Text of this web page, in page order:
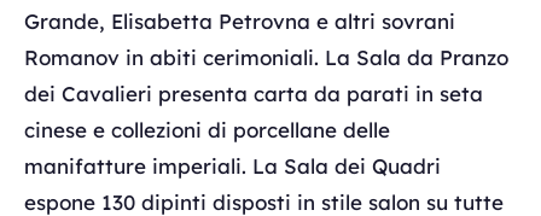
Grande, Elisabetta Petrovna e altri sovrani
Romanov in abiti cerimoniali. La Sala da Pranzo
dei Cavalieri presenta carta da parati in seta
cinese e collezioni di porcellane delle
manifatture imperiali. La Sala dei Quadri
espone 130 dipinti disposti in stile salon su tutte